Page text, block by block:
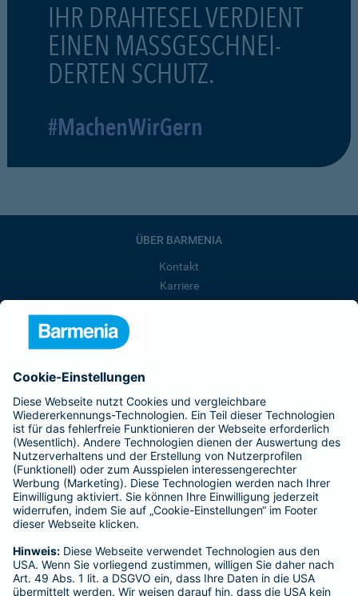
IHR DRAHTESEL VERDIENT
EINEN MASSGESCHNEI-
DERTEN SCHUTZ.
#MachenWirGern
ÜBER BARMENIA
Kontakt
Karriere
Barmenia ist Teil der BarmeniaGothaer
BELIEBTE SEITEN
Kranken-Zusatzversicherung
Tierversicherungen
Haftpflichtversicherung
Hausratversicherung
Adresse ändern
Schaden melden